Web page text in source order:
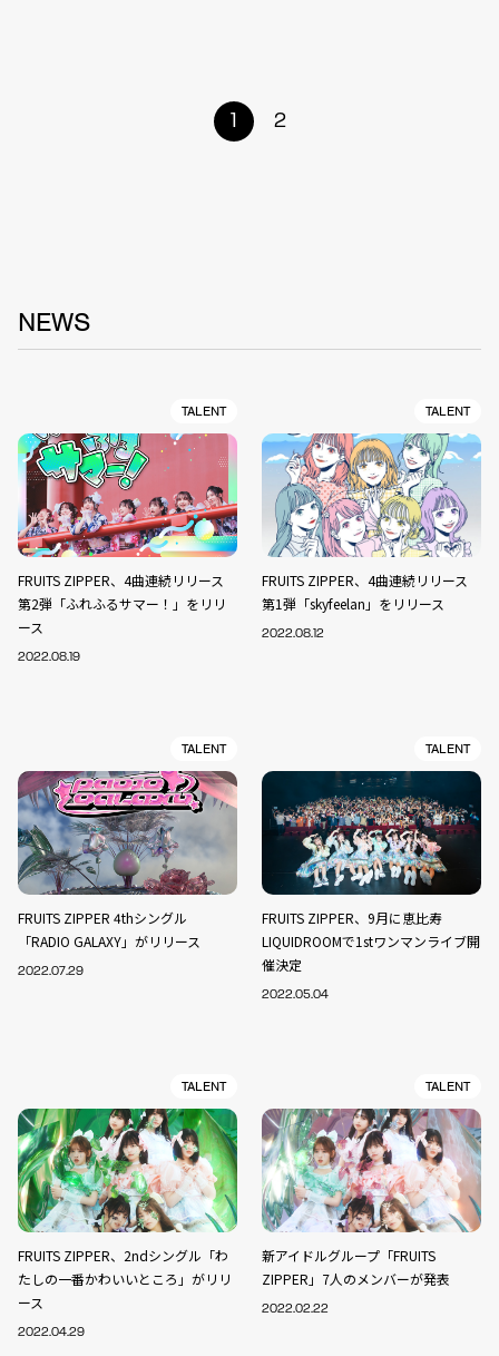
1 2
NEWS
TALENT
FRUITS ZIPPER、4曲連続リリース
第2弾「ふれふるサマー！」をリリ
ース
2022.08.19
TALENT
FRUITS ZIPPER、4曲連続リリース
第1弾「skyfeelan」をリリース
2022.08.12
TALENT
FRUITS ZIPPER 4thシングル
「RADIO GALAXY」がリリース
2022.07.29
TALENT
FRUITS ZIPPER、9月に恵比寿
LIQUIDROOMで1stワンマンライブ開
催決定
2022.05.04
TALENT
FRUITS ZIPPER、2ndシングル「わ
たしの一番かわいいところ」がリリ
ース
2022.04.29
TALENT
新アイドルグループ「FRUITS
ZIPPER」7人のメンバーが発表
2022.02.22